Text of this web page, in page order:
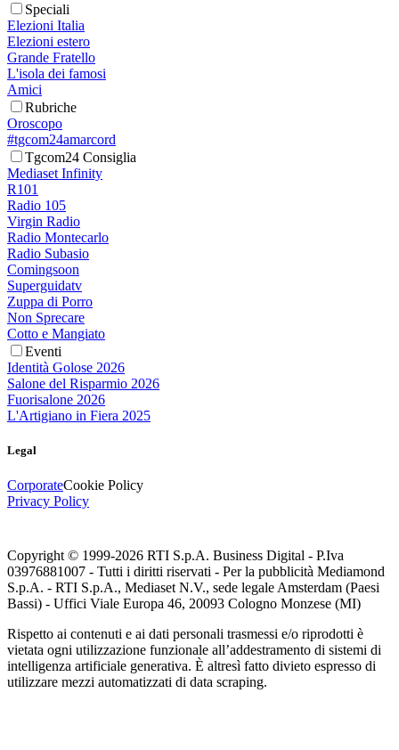
Speciali
Elezioni Italia
Elezioni estero
Grande Fratello
L'isola dei famosi
Amici
Rubriche
Oroscopo
#tgcom24amarcord
Tgcom24 Consiglia
Mediaset Infinity
R101
Radio 105
Virgin Radio
Radio Montecarlo
Radio Subasio
Comingsoon
Superguidatv
Zuppa di Porro
Non Sprecare
Cotto e Mangiato
Eventi
Identità Golose 2026
Salone del Risparmio 2026
Fuorisalone 2026
L'Artigiano in Fiera 2025
Legal
CorporateCookie Policy
Privacy Policy
Copyright © 1999-2026 RTI S.p.A. Business Digital - P.Iva
03976881007 - Tutti i diritti riservati - Per la pubblicità Mediamond
S.p.A. - RTI S.p.A., Mediaset N.V., sede legale Amsterdam (Paesi
Bassi) - Uffici Viale Europa 46, 20093 Cologno Monzese (MI)
Rispetto ai contenuti e ai dati personali trasmessi e/o riprodotti è
vietata ogni utilizzazione funzionale all’addestramento di sistemi di
intelligenza artificiale generativa. È altresì fatto divieto espresso di
utilizzare mezzi automatizzati di data scraping.